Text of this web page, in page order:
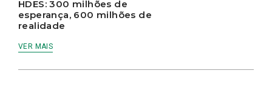
HDES: 300 milhões de
esperança, 600 milhões de
realidade
VER MAIS